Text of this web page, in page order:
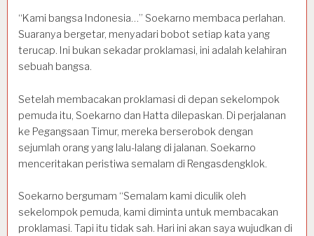
“Kami bangsa Indonesia…” Soekarno membaca perlahan.
Suaranya bergetar, menyadari bobot setiap kata yang
terucap. Ini bukan sekadar proklamasi, ini adalah kelahiran
sebuah bangsa.
Setelah membacakan proklamasi di depan sekelompok
pemuda itu, Soekarno dan Hatta dilepaskan. Di perjalanan
ke Pegangsaan Timur, mereka berserobok dengan
sejumlah orang yang lalu-lalang di jalanan. Soekarno
menceritakan peristiwa semalam di Rengasdengklok.
Soekarno bergumam “Semalam kami diculik oleh
sekelompok pemuda, kami diminta untuk membacakan
proklamasi. Tapi itu tidak sah. Hari ini akan saya wujudkan di